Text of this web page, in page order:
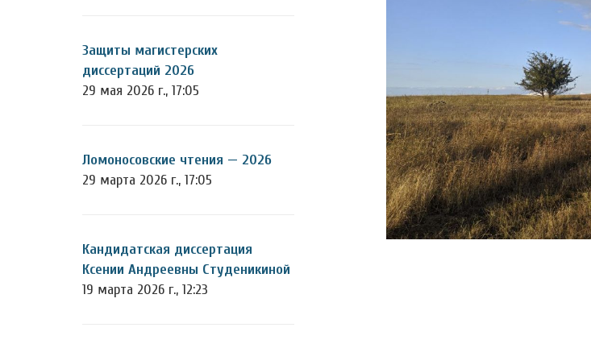
Защиты магистерских
диссертаций 2026
29 мая 2026 г., 17:05
Ломоносовские чтения — 2026
29 марта 2026 г., 17:05
Кандидатская диссертация
Ксении Андреевны Студеникиной
19 марта 2026 г., 12:23